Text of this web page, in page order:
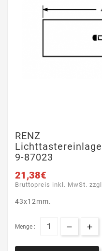
RENZ
9-87023
21,38€
Bruttopreis inkl. MwSt.
43x12mm.
Menge :